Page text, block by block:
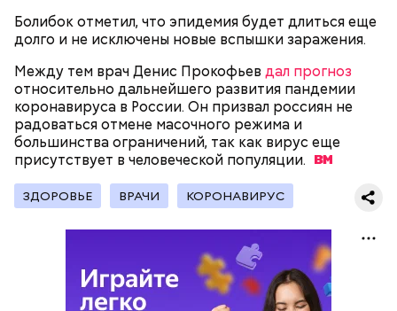
Болибок отметил, что эпидемия будет длиться еще
долго и не исключены новые вспышки заражения.
Между тем врач Денис Прокофьев дал прогноз
относительно дальнейшего развития пандемии
коронавируса в России. Он призвал россиян не
радоваться отмене масочного режима и
большинства ограничений, так как вирус еще
присутствует в человеческой популяции.
ЗДОРОВЬЕ ВРАЧИ КОРОНАВИРУС
При встрече с шаровой молнией важно не
паниковать, подчеркнул Бычков:
— Первые двое суток мы постоянно были на ногах.
Каждые два часа ездили делать замеры радиации.
Время от выезда до выезда — на отдых. Работа и
есть работа. Ее надо выполнять, — говорит он.
покровителем путешествующих, а также
оберегает детей и подростков. Многие мамы
провожают своих чад на прогулку, прося святого
Николая присмотреть за ними, сберечь от разных
Множество людей совершают паломнические
поездки, чтобы поклониться мощам Святителя
Николая, которые находятся в Италии. 19 декабря
отмечается Никола Зимний, а 22 мая Никола вешний
или летний. Этот день установлен в память об
обретении его мощей.